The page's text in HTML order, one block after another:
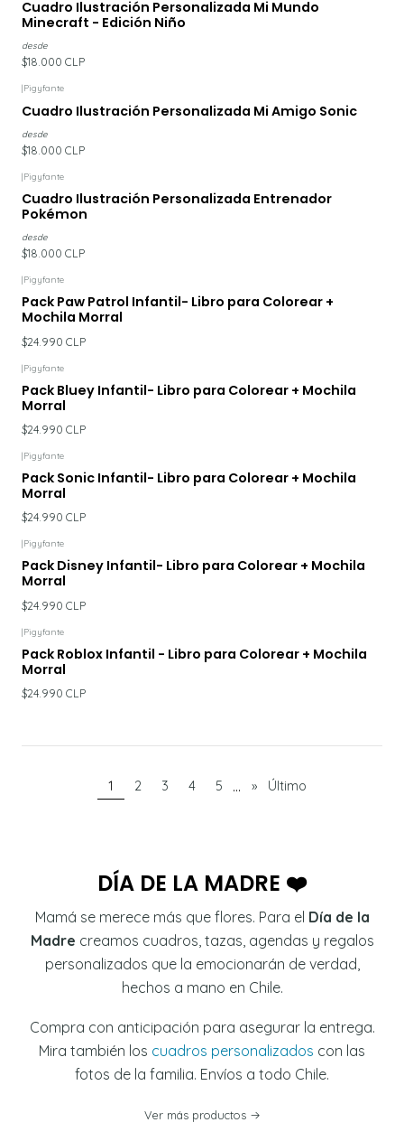
Cuadro Ilustración Personalizada Mi Mundo
Minecraft - Edición Niño
desde
$18.000 CLP
|Pigyfante
Cuadro Ilustración Personalizada Mi Amigo Sonic
desde
$18.000 CLP
|Pigyfante
Cuadro Ilustración Personalizada Entrenador
Pokémon
desde
$18.000 CLP
|Pigyfante
Pack Paw Patrol Infantil- Libro para Colorear +
Mochila Morral
$24.990 CLP
|Pigyfante
Pack Bluey Infantil- Libro para Colorear + Mochila
Morral
$24.990 CLP
|Pigyfante
Pack Sonic Infantil- Libro para Colorear + Mochila
Morral
$24.990 CLP
|Pigyfante
Pack Disney Infantil- Libro para Colorear + Mochila
Morral
$24.990 CLP
|Pigyfante
Pack Roblox Infantil - Libro para Colorear + Mochila
Morral
$24.990 CLP
1 2 3 4 5 ... » Último
DÍA DE LA MADRE ❤️
Mamá se merece más que flores. Para el Día de la
Madre creamos cuadros, tazas, agendas y regalos
personalizados que la emocionarán de verdad,
hechos a mano en Chile.
Compra con anticipación para asegurar la entrega.
Mira también los cuadros personalizados con las
fotos de la familia. Envíos a todo Chile.
Ver más productos